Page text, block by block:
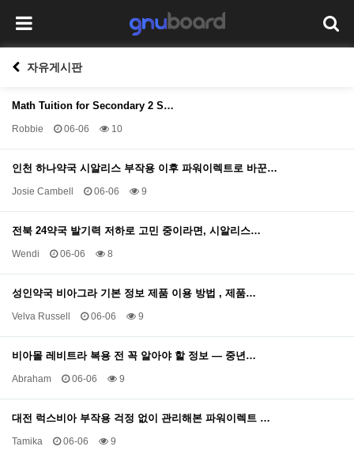
자유게시판
Math Tuition for Secondary 2 S…
Robbie 06-06 10
인천 하나약국 시알리스 부작용 이후 파워이렉트로 바꾼…
Josie Cambell 06-06 9
전북 24약국 발기력 저하로 고민 중이라면, 시알리스…
Wendi 06-06 8
성인약국 비아그라 기본 정보 제품 이용 방법 , 제품…
Velva Russell 06-06 9
비아몰 레비트라 복용 전 꼭 알아야 할 정보 — 중년…
Abraham 06-06 9
대전 럭스비아 부작용 걱정 없이 관리해본 파워이렉트 …
Tamika 06-06 9